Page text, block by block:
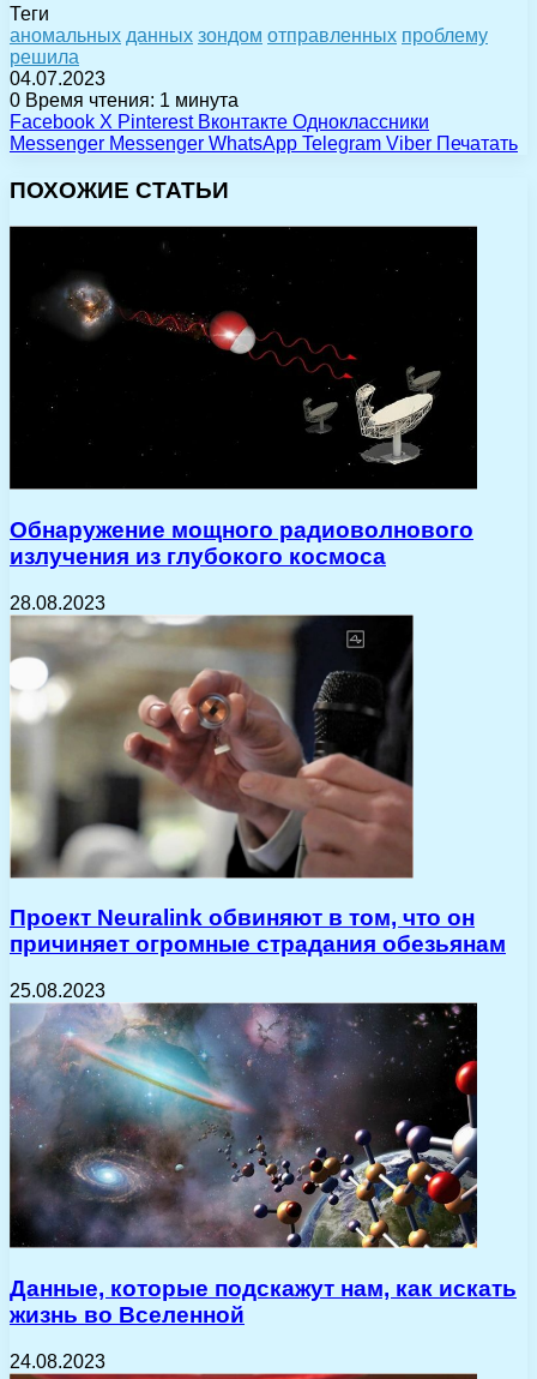
Теги
аномальных данных зондом отправленных проблему
решила
04.07.2023
0 Время чтения: 1 минута
Facebook X Pinterest Вконтакте Одноклассники
Messenger Messenger WhatsApp Telegram Viber Печатать
ПОХОЖИЕ СТАТЬИ
Обнаружение мощного радиоволнового
излучения из глубокого космоса
28.08.2023
Проект Neuralink обвиняют в том, что он
причиняет огромные страдания обезьянам
25.08.2023
Данные, которые подскажут нам, как искать
жизнь во Вселенной
24.08.2023